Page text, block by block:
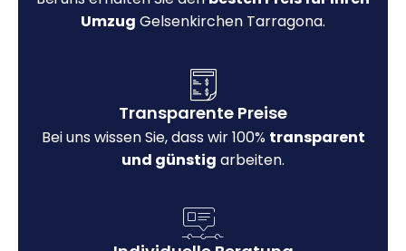
Umzug Gelsenkirchen Tarragona.
Transparente Preise
Bei uns wissen Sie, dass wir 100% transparent
und günstig arbeiten.